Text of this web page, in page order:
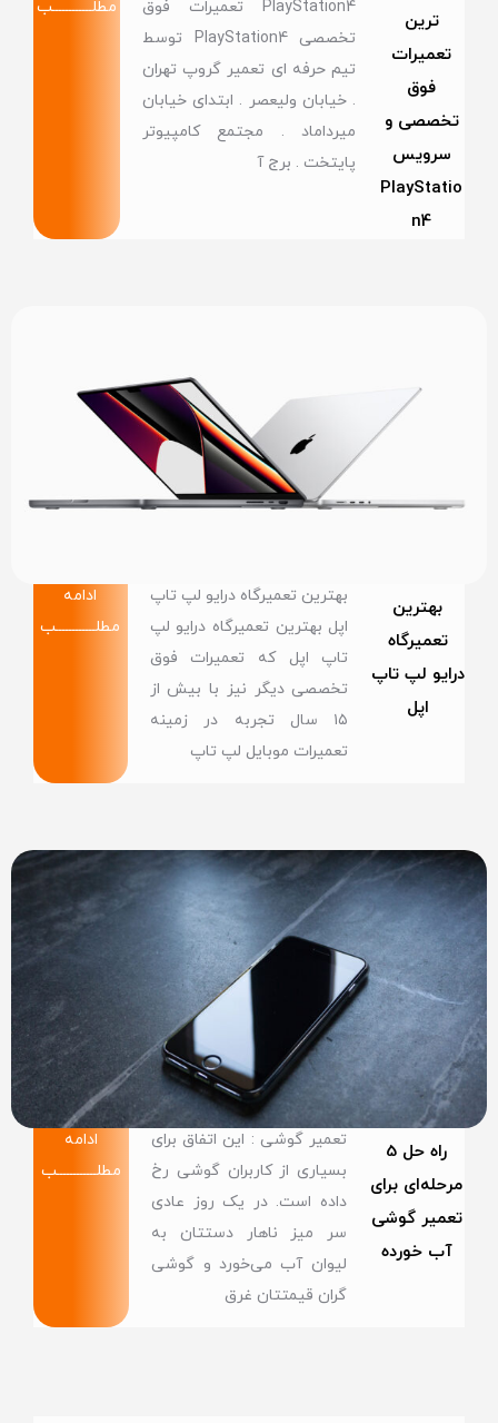
ترین
تعمیرات
فوق
تخصصی و
سرویس
PlayStatio
n4
PlayStation4 تعمیرات فوق
تخصصی PlayStation4 توسط
تیم حرفه ای تعمیر گروپ تهران
. خیابان ولیعصر . ابتدای خیابان
میرداماد . مجتمع کامپیوتر
پایتخت . برج آ
مطلــــــــــــب
بهترین
تعمیرگاه
درایو لپ تاپ
اپل
بهترین تعمیرگاه درایو لپ تاپ
اپل بهترین تعمیرگاه درایو لپ
تاپ اپل که تعمیرات فوق
تخصصی دیگر نیز با بیش از
۱۵ سال تجربه در زمینه
تعمیرات موبایل لپ تاپ
ادامه
مطلــــــــــــب
راه حل 5
مرحله‌ای برای
تعمیر گوشی
آب خورده
تعمیر گوشی : این اتفاق برای
بسیاری از کاربران گوشی رخ
داده‌ است. در یک روز عادی
سر میز ناهار دستتان به
لیوان آب می‌خورد و گوشی
گران قیمتتان غرق
ادامه
مطلــــــــــــب